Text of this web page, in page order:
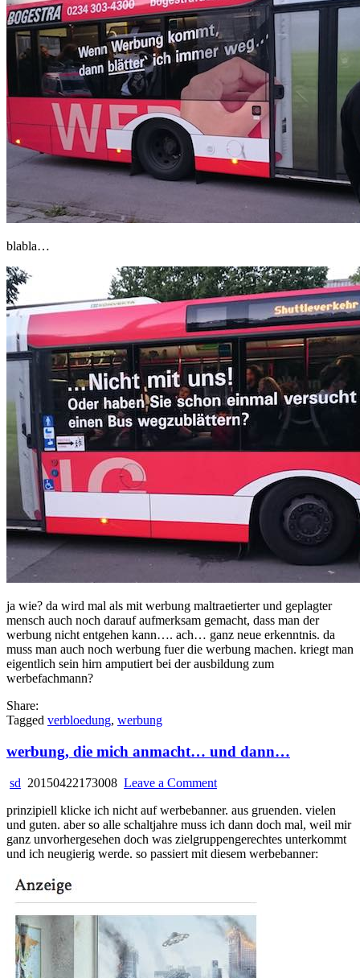
blabla…
ja wie? da wird mal als mit werbung maltraetierter und geplagter
mensch auch noch darauf aufmerksam gemacht, dass man der
werbung nicht entgehen kann…. ach… ganz neue erkenntnis. da
muss man auch noch werbung fuer die werbung machen. kriegt man
eigentlich sein hirn amputiert bei der ausbildung zum
werbefachmann?
Share:
Tagged verbloedung, werbung
werbung, die mich anmacht… und dann…
sd 20150422173008 Leave a Commenton
die
mich
anmacht…
und
prinzipiell klicke ich nicht auf werbebanner. aus gruenden. vielen
und guten. aber so alle schaltjahre muss ich dann doch mal, weil mir
ganz unvorhergesehen doch was zielgruppengerechtes unterkommt
und ich neugierig werde. so passiert mit diesem werbebanner: